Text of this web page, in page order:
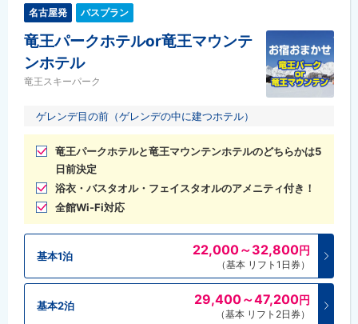
名古屋発 バスプラン
竜王パークホテルor竜王マウンテ
ンホテル
竜王スキーパーク
ゲレンデ目の前（ゲレンデの中に建つホテル）
竜王パークホテルと竜王マウンテンホテルのどちらかは5
日前決定
浴衣・バスタオル・フェイスタオルのアメニティ付き！
全館Wi-Fi対応
基本1泊 22,000～32,800円
（基本 リフト1日券）
基本2泊 29,400～47,200円
（基本 リフト2日券）